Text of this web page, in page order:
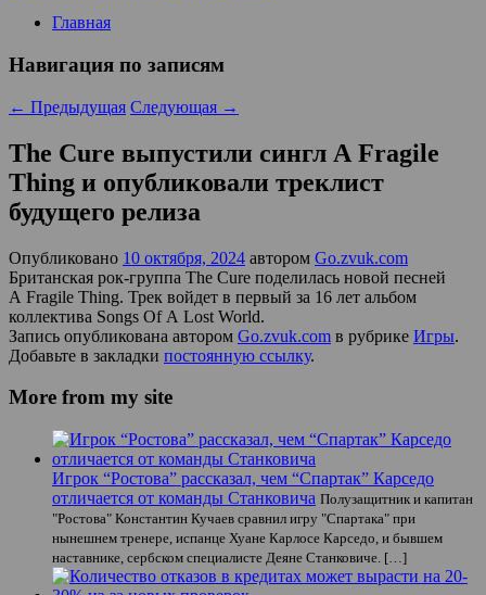
Главная
Навигация по записям
← Предыдущая Следующая →
The Cure выпустили сингл A Fragile
Thing и опубликовали треклист
будущего релиза
Опубликовано 10 октября, 2024 автором Go.zvuk.com
Британская рок-группа The Cure поделилась новой песней
A Fragile Thing. Трек войдет в первый за 16 лет альбом
коллектива Songs Of A Lost World.
Запись опубликована автором Go.zvuk.com в рубрике Игры.
Добавьте в закладки постоянную ссылку.
More from my site
Игрок “Ростова” рассказал, чем “Спартак” Карседо
отличается от команды Станковича Полузащитник и капитан
"Ростова" Константин Кучаев сравнил игру "Спартака" при
нынешнем тренере, испанце Хуане Карлосе Карседо, и бывшем
наставнике, сербском специалисте Деяне Станковиче. […]